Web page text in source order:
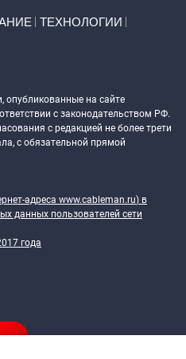
ТЕХНОЛОГИИ
опубликованные на сайте
с законодательством РФ.
с редакцией не более трети
с обязательной прямой
адреса www.cableman.ru) в
данных пользователей сети
года